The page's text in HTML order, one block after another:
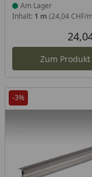
Am Lager
Inhalt: 1 m (24,04 CHF/
Zum Produkt
-3%